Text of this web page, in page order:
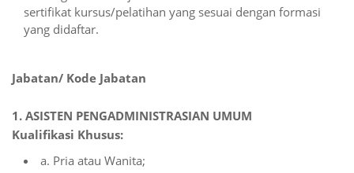
sertifikat kursus/pelatihan yang sesuai dengan formasi
yang didaftar.
Jabatan/ Kode Jabatan
1. ASISTEN PENGADMINISTRASIAN UMUM
Kualifikasi Khusus:
a. Pria atau Wanita;